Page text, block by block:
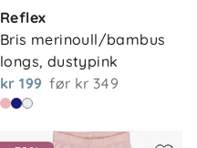
Reflex
Bris merinoull/bambus
longs, dustypink
kr 199 før kr 349